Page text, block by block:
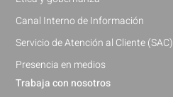
Trabaja con nosotros
Canal Interno de Información
Servicio de Atención al Cliente (SAC)
Presencia en medios